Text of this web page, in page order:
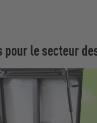
pour le secteur